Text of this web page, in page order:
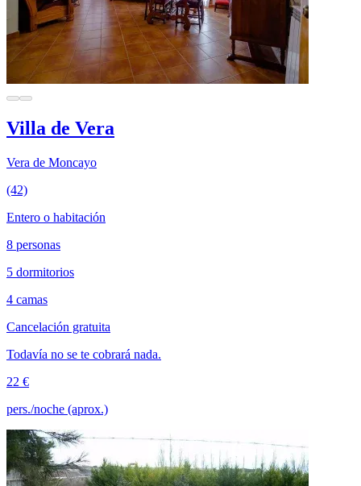
Villa de Vera
Vera de Moncayo
(42)
Entero o habitación
8 personas
5 dormitorios
4 camas
Cancelación gratuita
Todavía no se te cobrará nada.
22 €
pers./noche (aprox.)